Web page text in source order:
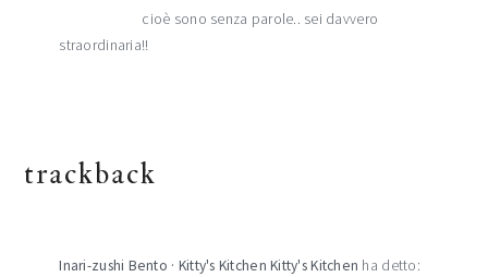
cioè sono senza parole.. sei davvero
straordinaria!!
trackback
Inari-zushi Bento · Kitty's Kitchen Kitty's Kitchen ha detto: